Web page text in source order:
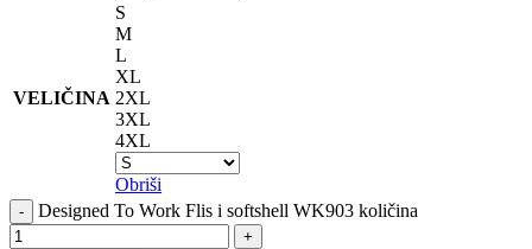
VELIČINA
S
M
L
XL
2XL
3XL
4XL
Obriši
Designed To Work Flis i softshell WK903 količina